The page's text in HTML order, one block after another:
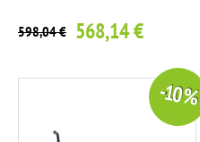
598,04 € 568,14 €
-10 %